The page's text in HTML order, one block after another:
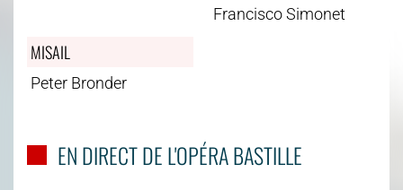
Francisco Simonet
MISAIL
Peter Bronder
EN DIRECT DE L'OPÉRA BASTILLE